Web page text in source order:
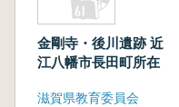
金剛寺・後川遺跡 近
江八幡市長田町所在
滋賀県教育委員会